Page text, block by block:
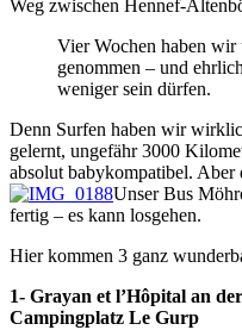
Weg zwischen Hennef-
Vier Wochen haben wir
genommen – und
weniger sein dürfen.
Denn Surfen haben wir
gelernt, ungefähr 3000
absolut babykompatibel. Aber
Unser Bus
fertig – es kann losgehen.
Hier kommen 3 ganz
1- Grayan et l’Hôpital an
Campingplatz Le Gurp